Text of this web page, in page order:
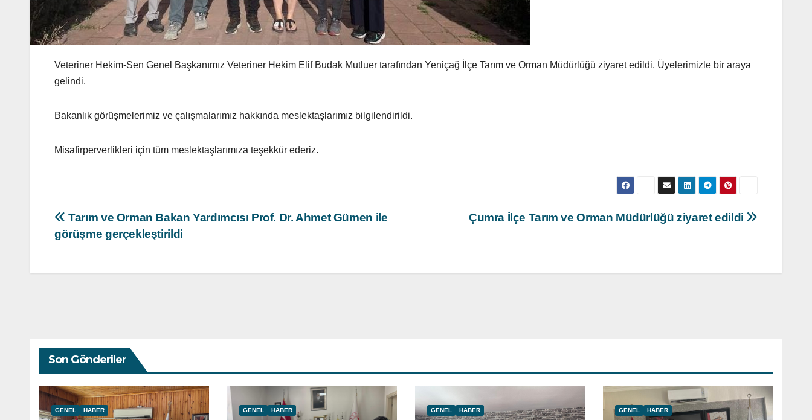
Veteriner Hekim-Sen Genel Başkanımız Veteriner Hekim Elif Budak Mutluer tarafından Yeniçağ İlçe Tarım ve Orman Müdürlüğü ziyaret edildi. Üyelerimizle bir araya
gelindi.
Bakanlık görüşmelerimiz ve çalışmalarımız hakkında meslektaşlarımız bilgilendirildi.
Misafirperverlikleri için tüm meslektaşlarımıza teşekkür ederiz.
Yazı
gezinmesi
Çumra İlçe Tarım ve Orman Müdürlüğü ziyaret edildi
Tarım ve Orman Bakan Yardımcısı Prof. Dr. Ahmet Gümen ile
görüşme gerçekleştirildi
Son Gönderiler
GENEL HABER GENEL HABER GENEL HABER GENEL HABER